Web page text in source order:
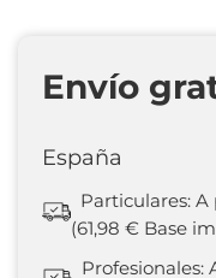
Envío
España
Particulares:
(61,98 € Base
Profesionales: